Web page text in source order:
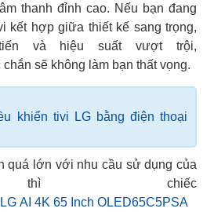
thanh đỉnh cao. Nếu bạn đang
kết hợp giữa thiết kế sang trọng,
và hiệu suất vượt trội,
sẽ không làm bạn thất vọng.
khiển tivi LG bằng điện thoại
quá lớn với nhu cầu sử dụng của
AI 4K 65 Inch OLED65C5PSA